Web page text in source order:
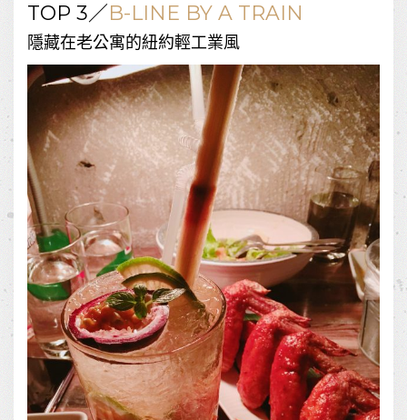
TOP 3／B-LINE BY A TRAIN
隱藏在老公寓的紐約輕工業風